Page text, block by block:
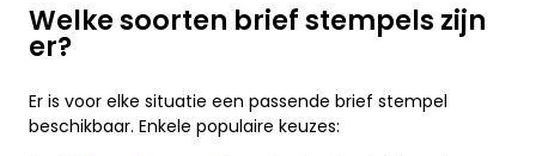
Welke soorten brief stempels zijn
er?
Er is voor elke situatie een passende brief stempel
beschikbaar. Enkele populaire keuzes: